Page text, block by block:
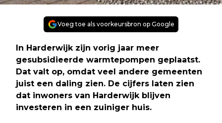
Voeg toe als voorkeursbron op Google
In Harderwijk zijn vorig jaar meer
gesubsidieerde warmtepompen geplaatst.
Dat valt op, omdat veel andere gemeenten
juist een daling zien. De cijfers laten zien
dat inwoners van Harderwijk blijven
investeren in een zuiniger huis.